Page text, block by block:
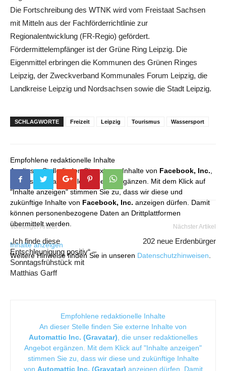
Die Fortschreibung des WTNK wird vom Freistaat Sachsen
mit Mitteln aus der Fachförderrichtlinie zur
Regionalentwicklung (FR-Regio) gefördert.
Fördermittelempfänger ist der Grüne Ring Leipzig. Die
Eigenmittel erbringen die Kommunen des Grünen Ringes
Leipzig, der Zweckverband Kommunales Forum Leipzig, die
Landkreise Leipzig und Nordsachsen sowie die Stadt Leipzig.
SCHLAGWORTE Freizeit Leipzig Tourismus Wassersport
Empfohlene redaktionelle Inhalte
An dieser Stelle finden Sie externe Inhalte von Facebook, Inc.,
die unser redaktionelles Angebot ergänzen. Mit dem Klick auf
"Inhalte anzeigen" stimmen Sie zu, dass wir diese und
zukünftige Inhalte von Facebook, Inc. anzeigen dürfen. Damit
können personenbezogene Daten an Drittplattformen
übermittelt werden.
Inhalte anzeigen
Weitere Hinweise finden Sie in unseren Datenschutzhinweisen.
Vorheriger Artikel
„Ich finde diese
Entschleunigung positiv“ –
Sonntagsfrühstück mit
Matthias Garff
Nächster Artikel
202 neue Erdenbürger
Empfohlene redaktionelle Inhalte
An dieser Stelle finden Sie externe Inhalte von
Automattic Inc. (Gravatar), die unser redaktionelles
Angebot ergänzen. Mit dem Klick auf "Inhalte anzeigen"
stimmen Sie zu, dass wir diese und zukünftige Inhalte
von Automattic Inc. (Gravatar) anzeigen dürfen. Damit